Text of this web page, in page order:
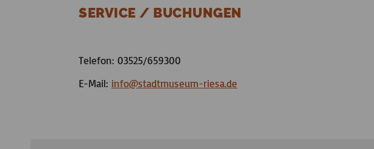
SERVICE / BUCHUNGEN
Telefon: 03525/659300
E-Mail: info@stadtmuseum-riesa.de